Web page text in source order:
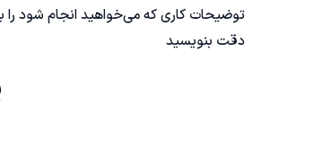
توضیحات کاری که می‌خواهید انجام شود را
دقت بنویسید